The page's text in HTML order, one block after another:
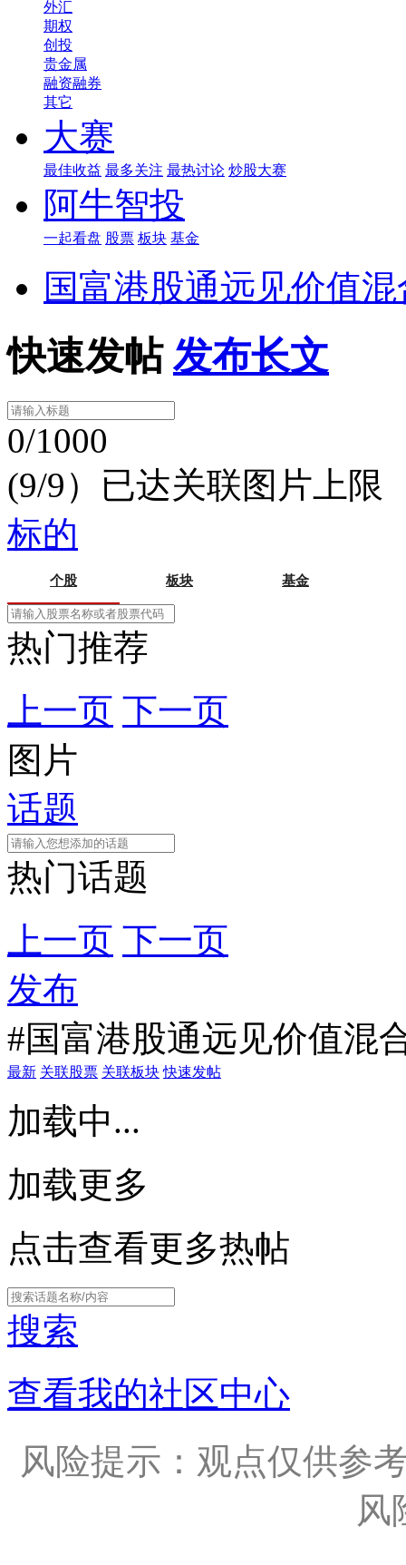
外汇
期权
创投
贵金属
融资融券
其它
大赛
最佳收益 最多关注 最热讨论 炒股大赛
阿牛智投
一起看盘 股票 板块 基金
国富港股通远见价值混
快速发帖 发布长文
0/1000
(9/9）已达关联图片上限
标的
个股 板块 基金
热门推荐
上一页 下一页
图片
话题
热门话题
上一页 下一页
发布
#国富港股通远见价值混
最新 关联股票 关联板块 快速发帖
加载中...
加载更多
点击查看更多热帖
搜索
查看我的社区中心
风险提示：观点仅供参
风